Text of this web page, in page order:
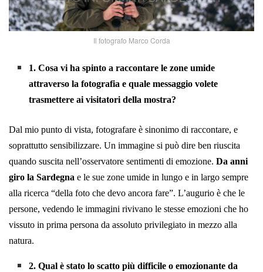
Il fotografo Marco Corda
1. Cosa vi ha spinto a raccontare le zone umide
attraverso la fotografia e quale messaggio volete
trasmettere ai visitatori della mostra?
Dal mio punto di vista, fotografare è sinonimo di raccontare, e
soprattutto sensibilizzare. Un immagine si può dire ben riuscita
quando suscita nell’osservatore sentimenti di emozione. Da anni
giro la Sardegna e le sue zone umide in lungo e in largo sempre
alla ricerca “della foto che devo ancora fare”. L’augurio è che le
persone, vedendo le immagini rivivano le stesse emozioni che ho
vissuto in prima persona da assoluto privilegiato in mezzo alla
natura.
2. Qual è stato lo scatto più difficile o emozionante da